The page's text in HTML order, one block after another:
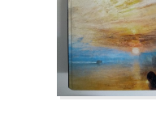
Infantil y juvenil